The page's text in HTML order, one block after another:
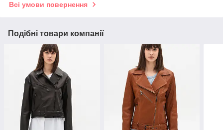
Всі умови повернення
Подібні товари компанії